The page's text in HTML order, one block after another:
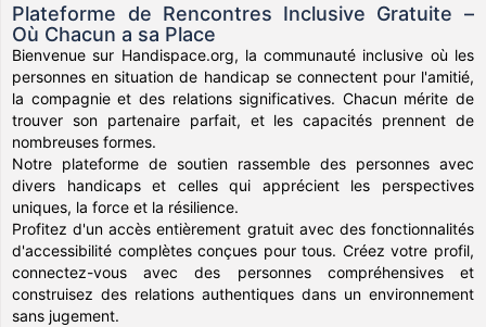
Plateforme de Rencontres Inclusive Gratuite –
Où Chacun a sa Place
Bienvenue sur Handispace.org, la communauté inclusive où les
personnes en situation de handicap se connectent pour l'amitié,
la compagnie et des relations significatives. Chacun mérite de
trouver son partenaire parfait, et les capacités prennent de
nombreuses formes.
Notre plateforme de soutien rassemble des personnes avec
divers handicaps et celles qui apprécient les perspectives
uniques, la force et la résilience.
Profitez d'un accès entièrement gratuit avec des fonctionnalités
d'accessibilité complètes conçues pour tous. Créez votre profil,
connectez-vous avec des personnes compréhensives et
construisez des relations authentiques dans un environnement
sans jugement.